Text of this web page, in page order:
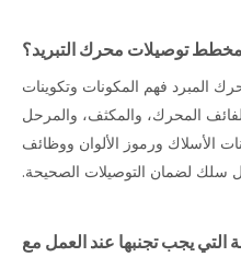
المبرد فهم المكونات وتكوينات
المحرك، والمكثف، والمرحل
الأسلاك ورموز الألوان ووظائف
سلك لضمان التوصيلات الصحيحة.
التي يجب تجنبها عند العمل مع